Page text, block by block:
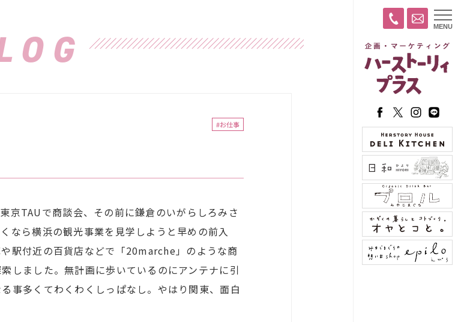
#お仕事
京TAUで商談会、その前に鎌倉のいがらしろみさ
なら横浜の観光事業を見学しようと早めの前入
駅付近の百貨店などで「20marche」のような商
しました。無計画に歩いているのにアンテナに引
事多くてわくわくしっぱなし。やはり関東、面白
t
o
g
e
n
t
o
n
MENU